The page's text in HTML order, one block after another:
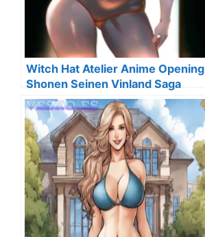
Witch Hat Atelier Anime Opening
Shonen Seinen Vinland Saga